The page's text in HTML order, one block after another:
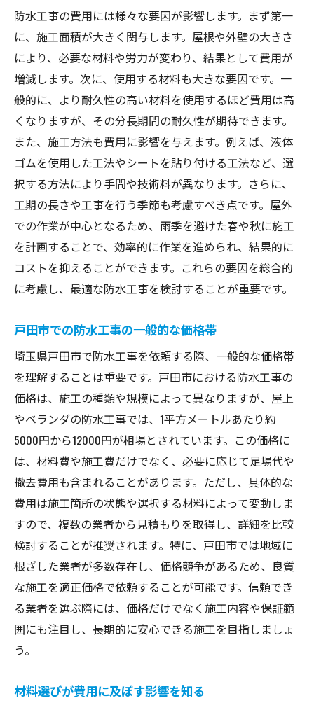
見積もりを有効に活用する方法
材料の選び方で費用を抑える秘訣
今すぐ利用できる割引やキャンペーン情報
季節やタイミングを考慮した費用削減法
見積もり比較で確実に賢い選択を
戸田市の防水工事費用を理解するための基本ス
テップ
初めての見積もり依頼の手順
工事前に押さえておきたい確認事項
複数業者からの見積もりを比較する方法
見積もりに含まれるべき重要な項目
不明瞭な点をクリアにするための質問集
契約前に最終確認すべきポイント
戸田市の市場動向
最近の市場動向と防水工事費用への影響
新技術の普及と費用への影響分析
地域特有の需要と供給のバランス
過去の価格推移から見る今後の予測
地元業者の競争状況とその影響
エコ志向がもたらすコストメリット
戸田市での防水工事費用を適切に見積もるため
のヒント
見積もり依頼時に注意するべきポイント
誤差を最小限にする見積もり方法
工事の詳細に基づく正確な見積もりの条件
複数回の見積もり依頼が重要な理由
防水工事の費用を考慮した戸田市での業者選び
防水工事の費用には様々な要因が影響します。まず第一
に、施工面積が大きく関与します。屋根や外壁の大きさ
により、必要な材料や労力が変わり、結果として費用が
増減します。次に、使用する材料も大きな要因です。一
般的に、より耐久性の高い材料を使用するほど費用は高
くなりますが、その分長期間の耐久性が期待できます。
また、施工方法も費用に影響を与えます。例えば、液体
ゴムを使用した工法やシートを貼り付ける工法など、選
択する方法により手間や技術料が異なります。さらに、
工期の長さや工事を行う季節も考慮すべき点です。屋外
での作業が中心となるため、雨季を避けた春や秋に施工
を計画することで、効率的に作業を進められ、結果的に
コストを抑えることができます。これらの要因を総合的
に考慮し、最適な防水工事を検討することが重要です。
戸田市での防水工事の一般的な価格帯
埼玉県戸田市で防水工事を依頼する際、一般的な価格帯
を理解することは重要です。戸田市における防水工事の
価格は、施工の種類や規模によって異なりますが、屋上
やベランダの防水工事では、1平方メートルあたり約
5000円から12000円が相場とされています。この価格に
は、材料費や施工費だけでなく、必要に応じて足場代や
撤去費用も含まれることがあります。ただし、具体的な
費用は施工箇所の状態や選択する材料によって変動しま
すので、複数の業者から見積もりを取得し、詳細を比較
検討することが推奨されます。特に、戸田市では地域に
根ざした業者が多数存在し、価格競争があるため、良質
な施工を適正価格で依頼することが可能です。信頼でき
る業者を選ぶ際には、価格だけでなく施工内容や保証範
囲にも注目し、長期的に安心できる施工を目指しましょ
う。
材料選びが費用に及ぼす影響を知る